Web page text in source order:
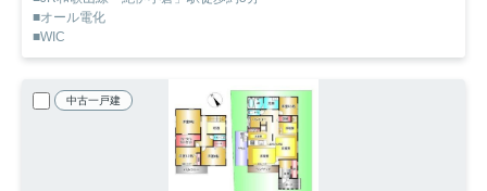
■オール電化
■WIC
中古一戸建